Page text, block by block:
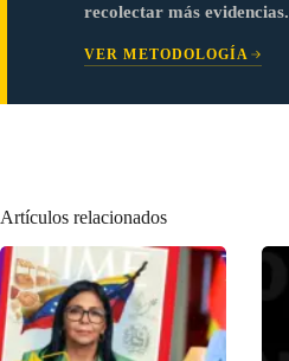
recolectar más evidencias.
VER METODOLOGÍA
Artículos relacionados